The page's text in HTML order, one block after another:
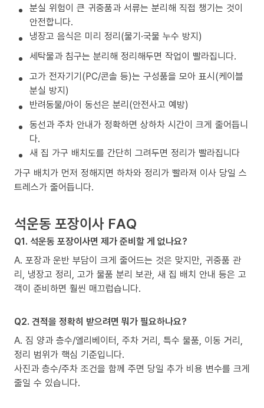
분실 위험이 큰 귀중품과 서류는 분리해 직접 챙기는 것이
안전합니다.
냉장고 음식은 미리 정리(물기·국물 누수 방지)
세탁물과 침구는 분리해 정리해두면 작업이 빨라집니다.
고가 전자기기(PC/콘솔 등)는 구성품을 모아 표시(케이블
분실 방지)
반려동물/아이 동선은 분리(안전사고 예방)
동선과 주차 안내가 정확하면 상하차 시간이 크게 줄어듭니
다.
새 집 가구 배치도를 간단히 그려두면 정리가 빨라집니다
가구 배치가 먼저 정해지면 하차와 정리가 빨라져 이사 당일 스
트레스가 줄어듭니다.
석운동 포장이사 FAQ
Q1. 석운동 포장이사면 제가 준비할 게 없나요?
A. 포장과 운반 부담이 크게 줄어드는 것은 맞지만, 귀중품 관
리, 냉장고 정리, 고가 물품 분리 보관, 새 집 배치 안내 등은 고
객이 준비하면 훨씬 매끄럽습니다.
Q2. 견적을 정확히 받으려면 뭐가 필요하나요?
A. 짐 양과 층수/엘리베이터, 주차 거리, 특수 물품, 이동 거리,
정리 범위가 핵심 기준입니다.
사진과 층수/주차 조건을 함께 주면 당일 추가 비용 변수를 크게
줄일 수 있습니다.